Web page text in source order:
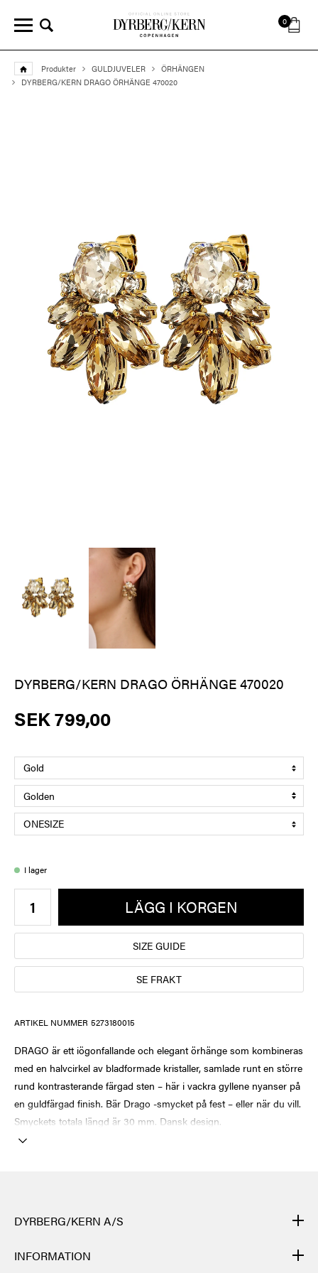
0
Produkter GULDJUVELER
ÖRHÄNGEN
DYRBERG/KERN DRAGO ÖRHÄNGE 470020
DYRBERG/KERN DRAGO ÖRHÄNGE 470020
SEK 799,00
I lager
LÄGG I KORGEN
SIZE GUIDE
SE FRAKT
ARTIKEL NUMMER 5273180015
DRAGO är ett iögonfallande och elegant örhänge som kombineras
med en halvcirkel av bladformade kristaller, samlade runt en större
rund kontrasterande färgad sten – här i vackra gyllene nyanser på
en guldfärgad finish. Bär Drago -smycket på fest – eller när du vill.
Smyckets totala längd är 30 mm. Dansk design.
DYRBERG/KERN A/S
DYRBERG/KERNs produkter är handgjorda och genomgår många
olika moment: från gjutning, polering och plätering av
INFORMATION